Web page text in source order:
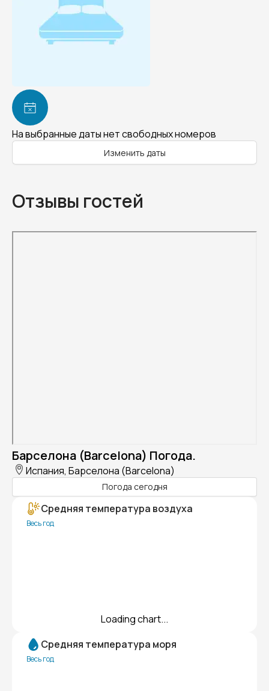
На выбранные даты нет свободных номеров
Изменить даты
Отзывы гостей
Барселона (Barcelona) Погода.
Испания, Барселона (Barcelona)
Погода сегодня
Средняя температура воздуха
Весь год
Loading chart...
Средняя температура моря
Весь год